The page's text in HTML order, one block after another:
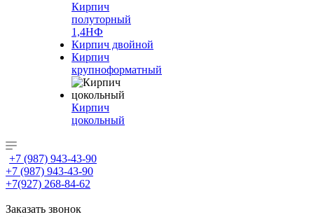
Кирпич
полуторный
1,4НФ
Кирпич двойной
Кирпич
крупноформатный
Кирпич
цокольный
+7 (987) 943-43-90
+7 (987) 943-43-90
+7(927) 268-84-62
Заказать звонок